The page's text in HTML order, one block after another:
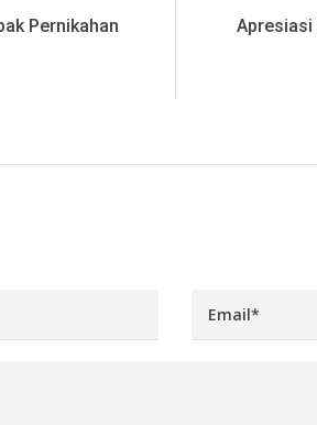
Pernikahan
Apresiasi